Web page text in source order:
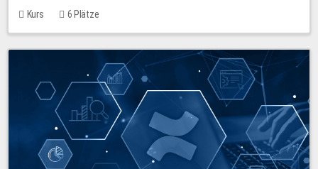
Kurs 6 Plätze